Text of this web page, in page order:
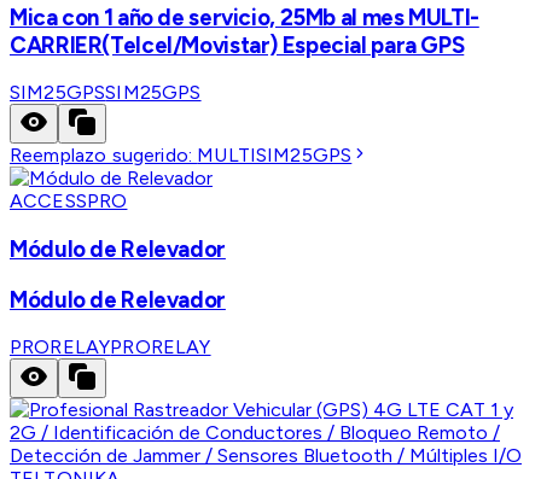
Mica con 1 año de servicio, 25Mb al mes MULTI-
CARRIER(Telcel/Movistar) Especial para GPS
SIM25GPSSIM25GPS
Reemplazo sugerido: MULTISIM25GPS
ACCESSPRO
Módulo de Relevador
Módulo de Relevador
PRORELAYPRORELAY